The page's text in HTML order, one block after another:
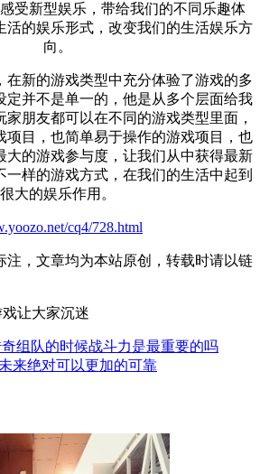
受新型娱乐，带给我们的不同乐趣体
活的娱乐形式，改变我们的生活娱乐方
向。
在新的游戏类型中充分体验了游戏的多
定并不是单一的，他是从多个层面给我
朋友都可以在不同的游戏类型里面，
项目，也简单易于操作的游戏项目，也
大的游戏参与度，让我们从中获得最新
一样的游戏方式，在我们的生活中起到
很大的娱乐作用。
cq4/728.html
注，文章均为本站原创，转载时请以链
让大家沉迷
组队的时候战斗力是最重要的吗
来绝对可以更加的可靠